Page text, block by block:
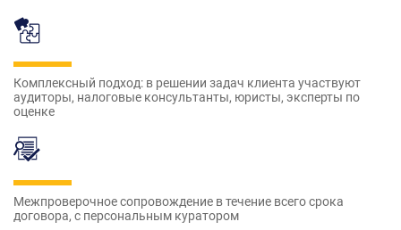
Комплексный подход: в решении задач клиента участвуют
аудиторы, налоговые консультанты, юристы, эксперты по
оценке
Межпроверочное сопровождение в течение всего срока
договора, с персональным куратором